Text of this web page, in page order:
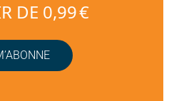
DE 0,99 €